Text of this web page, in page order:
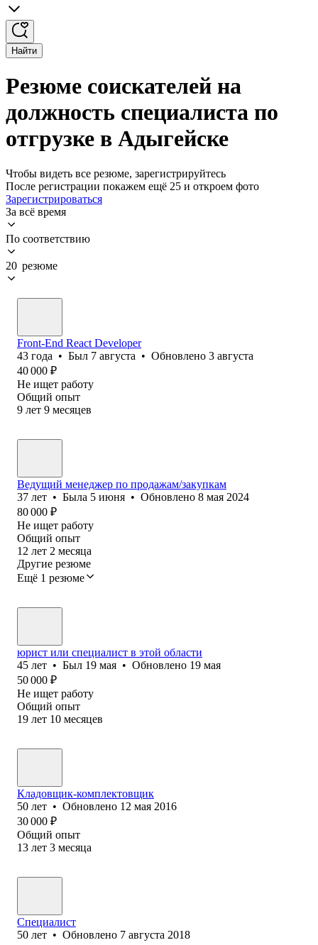
Найти
Резюме соискателей на
должность специалиста по
отгрузке в Адыгейске
Чтобы видеть все резюме, зарегистрируйтесь
После регистрации покажем ещё 25 и откроем фото
Зарегистрироваться
За всё время
По соответствию
20 резюме
Front-End React Developer
43 года • Был 7 августа • Обновлено 3 августа
40 000 ₽
Не ищет работу
Общий опыт
9 лет 9 месяцев
Ведущий менеджер по продажам/закупкам
37 лет • Была 5 июня • Обновлено 8 мая 2024
80 000 ₽
Не ищет работу
Общий опыт
12 лет 2 месяца
Другие резюме
Ещё 1 резюме
юрист или специалист в этой области
45 лет • Был 19 мая • Обновлено 19 мая
50 000 ₽
Не ищет работу
Общий опыт
19 лет 10 месяцев
Кладовщик-комплектовщик
50 лет • Обновлено 12 мая 2016
30 000 ₽
Общий опыт
13 лет 3 месяца
Специалист
50 лет • Обновлено 7 августа 2018